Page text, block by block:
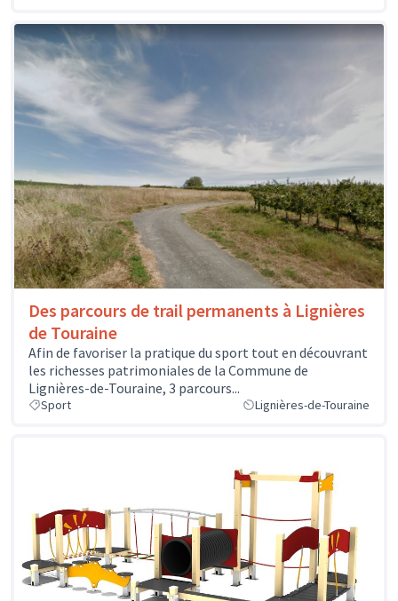
Des parcours de trail permanents à Lignières
de Touraine
Afin de favoriser la pratique du sport tout en découvrant
les richesses patrimoniales de la Commune de
Lignières-de-Touraine, 3 parcours...
Sport Lignières-de-Touraine